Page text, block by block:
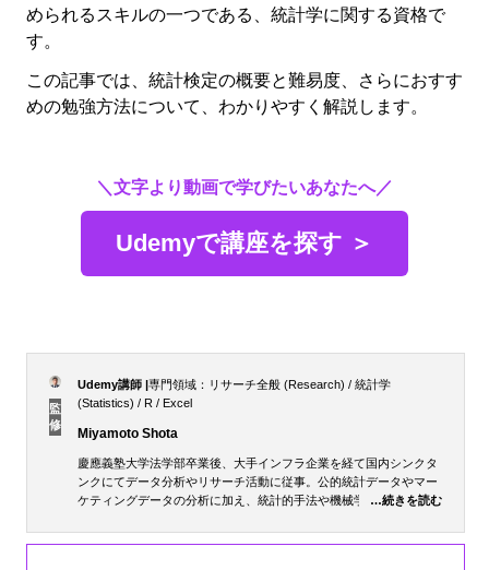
められるスキルの一つである、統計学に関する資格で
す。
この記事では、統計検定の概要と難易度、さらにおすす
めの勉強方法について、わかりやすく解説します。
＼文字より動画で学びたいあなたへ／
Udemyで講座を探す ＞
監
修
Udemy講師 | 専門領域：リサーチ全般 (Research) / 統計学
(Statistics) / R / Excel
Miyamoto Shota
慶應義塾大学法学部卒業後、大手インフラ企業を経て国内シンクタ
ンクにてデータ分析やリサーチ活動に従事。公的統計データやマー
ケティングデータの分析に加え、統計的手法や機械学習モデルを用
…続きを読む